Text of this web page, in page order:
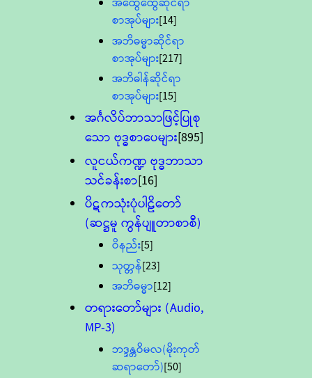
စာအုပ်များ[14]
အဘိဓမ္မာဆိုင်ရာ
စာအုပ်များ[217]
အဘိဓါန်ဆိုင်ရာ
စာအုပ်များ[15]
အင်္ဂလိပ်ဘာသာဖြင့်ပြုစု
သော ဗုဒ္ဓစာပေများ[895]
လူငယ်ကဏ္ဍ ဗုဒ္ဓဘာသာ
သင်ခန်းစာ[16]
ပိဋကသုံးပုံပါဠိတော်
(ဆဋ္ဌမူ ကွန်ပျူတာစာစီ)
ဝိနည်း[5]
သုတ္တန်[23]
အဘိဓမ္မာ[12]
တရားတော်များ (Audio,
MP-3)
ဘဒ္ဒန္တဝိမလ(မိုးကုတ်
ဆရာတော်)[50]